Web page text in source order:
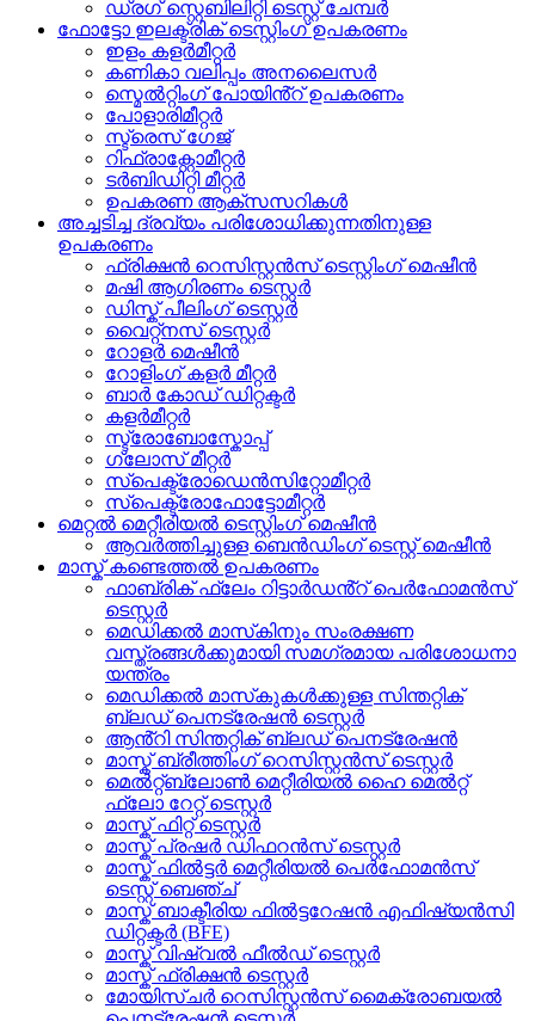
ഡ്രഗ് സ്റ്റെബിലിറ്റി ടെസ്റ്റ് ചേമ്പർ
ഫോട്ടോ ഇലക്ട്രിക് ടെസ്റ്റിംഗ് ഉപകരണം
ഇളം കളർമീറ്റർ
കണികാ വലിപ്പം അനലൈസർ
സ്മെൽറ്റിംഗ് പോയിൻ്റ് ഉപകരണം
പോളാരിമീറ്റർ
സ്ട്രെസ് ഗേജ്
റിഫ്രാക്റ്റോമീറ്റർ
ടർബിഡിറ്റി മീറ്റർ
ഉപകരണ ആക്സസറികൾ
അച്ചടിച്ച ദ്രവ്യം പരിശോധിക്കുന്നതിനുള്ള
ഉപകരണം
ഫ്രിക്ഷൻ റെസിസ്റ്റൻസ് ടെസ്റ്റിംഗ് മെഷീൻ
മഷി ആഗിരണം ടെസ്റ്റർ
ഡിസ്ക് പീലിംഗ് ടെസ്റ്റർ
വൈറ്റ്നസ് ടെസ്റ്റർ
റോളർ മെഷീൻ
റോളിംഗ് കളർ മീറ്റർ
ബാർ കോഡ് ഡിറ്റക്ടർ
കളർമീറ്റർ
സ്ട്രോബോസ്കോപ്പ്
ഗ്ലോസ് മീറ്റർ
സ്പെക്ട്രോഡെൻസിറ്റോമീറ്റർ
സ്പെക്ട്രോഫോട്ടോമീറ്റർ
മെറ്റൽ മെറ്റീരിയൽ ടെസ്റ്റിംഗ് മെഷീൻ
ആവർത്തിച്ചുള്ള ബെൻഡിംഗ് ടെസ്റ്റ് മെഷീൻ
മാസ്ക് കണ്ടെത്തൽ ഉപകരണം
ഫാബ്രിക് ഫ്ലേം റിട്ടാർഡൻ്റ് പെർഫോമൻസ്
ടെസ്റ്റർ
മെഡിക്കൽ മാസ്‌കിനും സംരക്ഷണ
വസ്ത്രങ്ങൾക്കുമായി സമഗ്രമായ പരിശോധനാ
യന്ത്രം
മെഡിക്കൽ മാസ്‌കുകൾക്കുള്ള സിന്തറ്റിക്
ബ്ലഡ് പെനട്രേഷൻ ടെസ്റ്റർ
ആൻ്റി സിന്തറ്റിക് ബ്ലഡ് പെനട്രേഷൻ
മാസ്ക് ബ്രീത്തിംഗ് റെസിസ്റ്റൻസ് ടെസ്റ്റർ
മെൽറ്റ്ബ്ലോൺ മെറ്റീരിയൽ ഹൈ മെൽറ്റ്
ഫ്ലോ റേറ്റ് ടെസ്റ്റർ
മാസ്ക് ഫിറ്റ് ടെസ്റ്റർ
മാസ്ക് പ്രഷർ ഡിഫറൻസ് ടെസ്റ്റർ
മാസ്ക് ഫിൽട്ടർ മെറ്റീരിയൽ പെർഫോമൻസ്
ടെസ്റ്റ് ബെഞ്ച്
മാസ്ക് ബാക്ടീരിയ ഫിൽട്ടറേഷൻ എഫിഷ്യൻസി
ഡിറ്റക്ടർ (BFE)
മാസ്ക് വിഷ്വൽ ഫീൽഡ് ടെസ്റ്റർ
മാസ്ക് ഫ്രിക്ഷൻ ടെസ്റ്റർ
മോയിസ്ചർ റെസിസ്റ്റൻസ് മൈക്രോബയൽ